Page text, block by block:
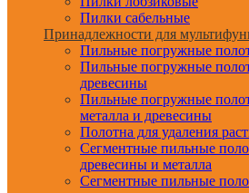
Пилки сабельные
Принадлежности для
Пильные погружные
Пильные погружные
древесины
Пильные погружные
металла и древесины
Полотна для удаления
Сегментные пильные
древесины и металла
Сегментные пильные